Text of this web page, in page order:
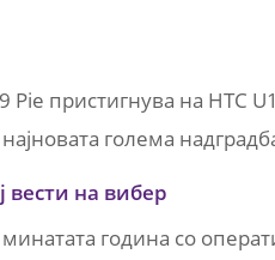
пристигнува на HTC
голема
вести на вибер
година со